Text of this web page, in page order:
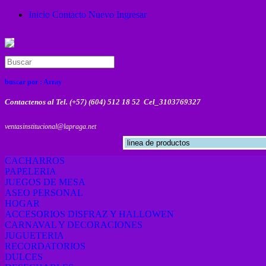
Inicio Contacto Nuevo Ingresar
buscar por : Array
Contactenos al Tel. (+57) (604) 512 18 52 Cel_3103769327
ventasinstitucional@lapraga.net
CACHARROS
PAPELERIA
JUEGOS DE MESA
ASEO PERSONAL
HOGAR
ACCESORIOS DISFRAZ Y HALLOWEN
CARNAVAL Y DECORACIONES
JUGUETERIA
RECORDATORIOS
DULCES